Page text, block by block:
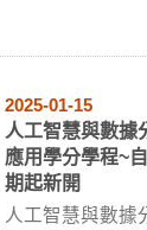
2025-01-15
人工智慧與數據
應用學分學程~
期起新開
人工智慧與數據